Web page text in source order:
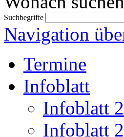
Suchbegriffe
Navigation
Termine
Infoblatt
Infoblatt
Infoblatt